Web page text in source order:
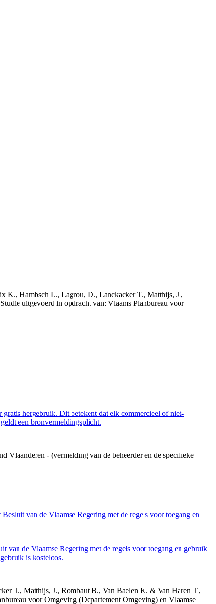
K., Hambsch L., Lagrou, D., Lanckacker T., Matthijs, J.,
uitgevoerd in opdracht van: Vlaams Planbureau voor
hergebruik. Dit betekent dat elk commercieel of niet-
een bronvermeldingsplicht.
Vlaanderen - (vermelding van de beheerder en de specifieke
van de Vlaamse Regering met de regels voor toegang en
van de Vlaamse Regering met de regels voor toegang en gebruik
is kosteloos.
T., Matthijs, J., Rombaut B., Van Baelen K. & Van Haren T.,
voor Omgeving (Departement Omgeving) en Vlaamse